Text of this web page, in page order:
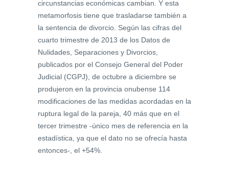
circunstancias económicas cambian. Y esta
metamorfosis tiene que trasladarse también a
la sentencia de divorcio. Según las cifras del
cuarto trimestre de 2013 de los Datos de
Nulidades, Separaciones y Divorcios,
publicados por el Consejo General del Poder
Judicial (CGPJ), de octubre a diciembre se
produjeron en la provincia onubense 114
modificaciones de las medidas acordadas en la
ruptura legal de la pareja, 40 más que en el
tercer trimestre -único mes de referencia en la
estadística, ya que el dato no se ofrecía hasta
entonces-, el +54%.